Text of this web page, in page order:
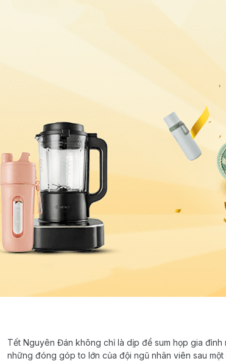
Tết Nguyên Đán không chỉ là dịp để sum họp gia
những đóng góp to lớn của đội ngũ nhân viên sau